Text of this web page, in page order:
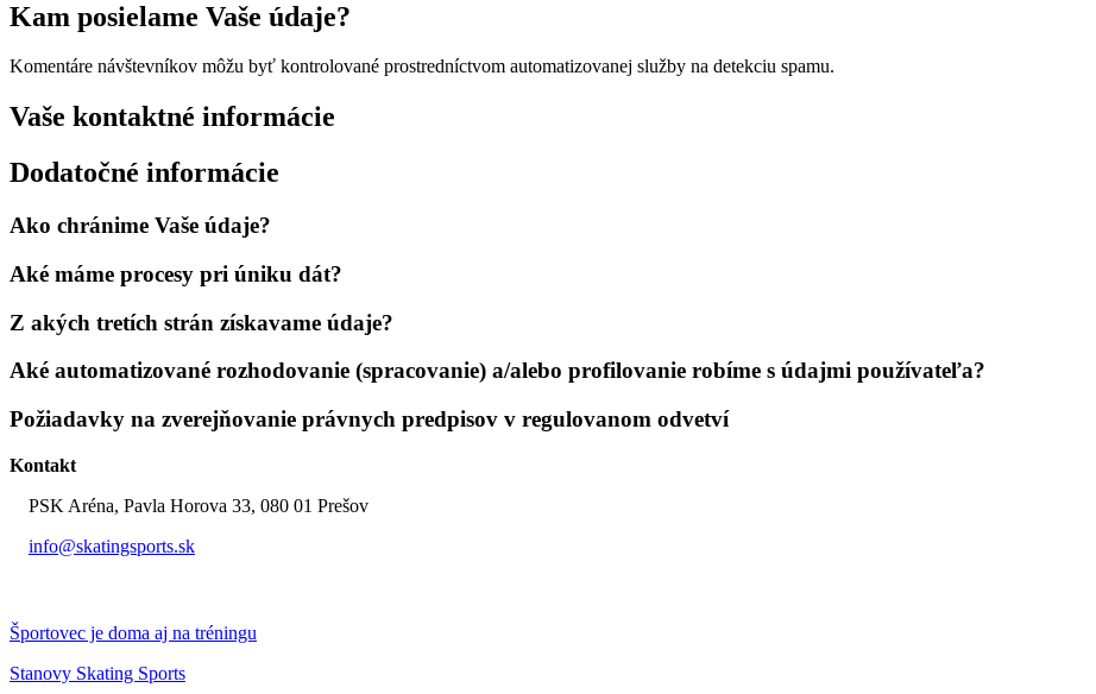
Kam posielame Vaše údaje?
Komentáre návštevníkov môžu byť kontrolované prostredníctvom automatizovanej služby na detekciu spamu.
Vaše kontaktné informácie
Dodatočné informácie
Ako chránime Vaše údaje?
Aké máme procesy pri úniku dát?
Z akých tretích strán získavame údaje?
Aké automatizované rozhodovanie (spracovanie) a/alebo profilovanie robíme s údajmi používateľa?
Požiadavky na zverejňovanie právnych predpisov v regulovanom odvetví
Kontakt
PSK Aréna, Pavla Horova 33, 080 01 Prešov
info@skatingsports.sk
Športovec je doma aj na tréningu
Stanovy Skating Sports